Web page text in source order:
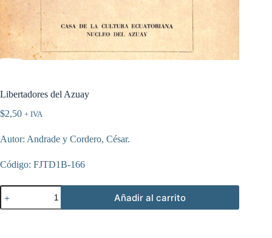
Libertadores del Azuay
$2,50 + IVA
Autor: Andrade y Cordero, César.
Código: FJTD1B-166
Libertadores
del
Azuay
Añadir al carrito